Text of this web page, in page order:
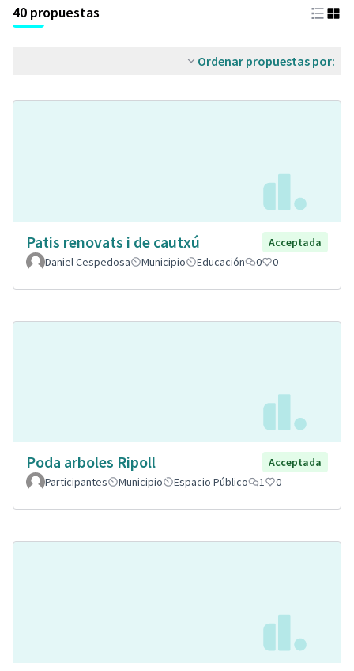
40 propuestas
Ordenar propuestas por:
Patis renovats i de cautxú
Acceptada
Daniel Cespedosa
Municipio Educación 0 0
Poda arboles Ripoll
Acceptada
Participantes
Municipio Espacio Público 1 0